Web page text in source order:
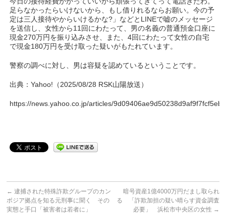
足らなかったらいけないから、もし借りれるならお願い。今の予
定は三人接待やからいけるかな?」などとLINEで嘘のメッセージ
を送信し、女性から11回にわたって、男の名義の普通預金口座に
現金270万円を振り込みさせ、また、4回にわたって女性の自宅
で現金180万円を受け取った疑いがもたれています。
警察の調べに対し、男は容疑を認めているということです。
出典：Yahoo!（2025/08/28 RSK山陽放送）
https://news.yahoo.co.jp/articles/
← 逮捕された特殊詐欺グループのカン
ボジア拠点を知る元刑事に聞く その
実態と手口「被害者は若者に」
暗号資産1億4000万円だまし取られ
る 「詐欺加担の疑い晴らす資金調査
必要」 浜松市中央区の女性 →